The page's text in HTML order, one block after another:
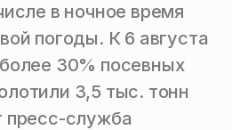
в ночное время
погоды. К 6 августа
30% посевных
3,5 тыс. тонн
пресс-служба